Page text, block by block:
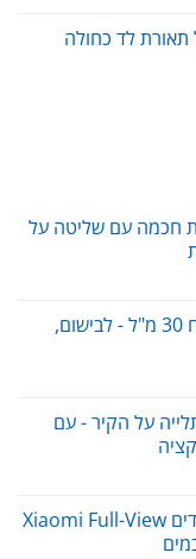
תאורת לד כחולה
חכמה עם שליטה על
שמן אתרי טהור MAYJAM בנפח 30 מ"ל - לבישום,
על הקיר - עם
משקפת שחייה מקצועית נגד אדים Xiaomi Full-View